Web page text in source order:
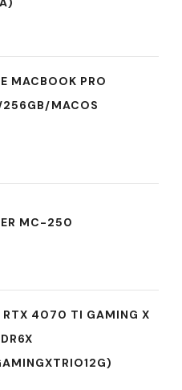
MACBOOK PRO
MACOS
MC-250
RTX 4070 TI GAMING X